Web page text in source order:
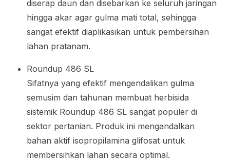
diserap daun dan disebarkan ke seluruh jaringan
hingga akar agar gulma mati total, sehingga
sangat efektif diaplikasikan untuk pembersihan
lahan pratanam.
Roundup 486 SL
Sifatnya yang efektif mengendalikan gulma
semusim dan tahunan membuat herbisida
sistemik Roundup 486 SL sangat populer di
sektor pertanian. Produk ini mengandalkan
bahan aktif isopropilamina glifosat untuk
membersihkan lahan secara optimal.